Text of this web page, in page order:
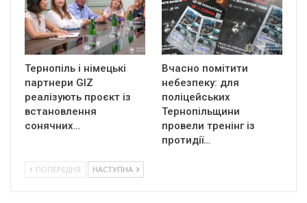
Тернопіль і німецькі
партнери GIZ
реалізують проєкт із
встановлення
сонячних…
Вчасно помітити
небезпеку: для
поліцейських
Тернопільщини
провели тренінг із
протидії…
ПОПЕРЕДНЯ НАСТУПНА